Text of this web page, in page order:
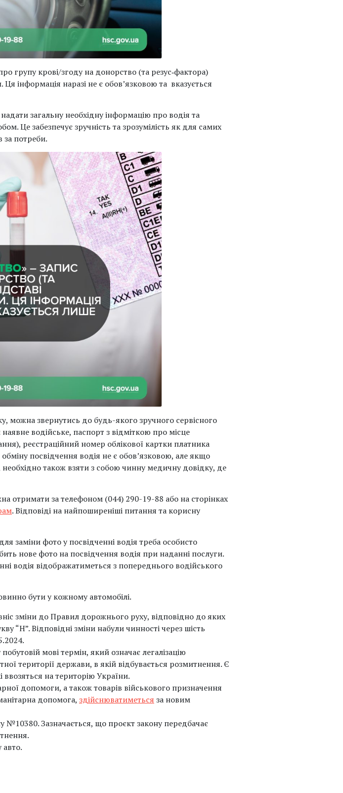
групу крові/згоду на донорство (та резус‑фактора)
інформація наразі не є обов’язковою та вказується
загальну необхідну інформацію про водія та
Це забезпечує зручність та зрозумілість як для самих
за потреби.
можна звернутись до будь-якого зручного сервісного
водійське, паспорт з відміткою про місце
реєстраційний номер облікової картки платника
посвідчення водія не є обов’язковою, але якщо
необхідно також взяти з собою чинну медичну довідку, де
отримати за телефоном (044) 290-19-88 або на сторінках
. Відповіді на найпоширеніші питання та корисну
заміни фото у посвідченні водія треба особисто
нове фото на посвідчення водія при наданні послуги.
водія відображатиметься з попереднього водійського
бути у кожному автомобілі.
зміни до Правил дорожнього руху, відповідно до яких
“Н”. Відповідні зміни набули чинності через шість
мові термін, який означає легалізацію
території держави, в якій відбувається розмитнення. Є
на територію України.
допомоги, а також товарів військового призначення
допомога, здійснюватиметься за новим
№10380. Зазначається, що проєкт закону передбачає